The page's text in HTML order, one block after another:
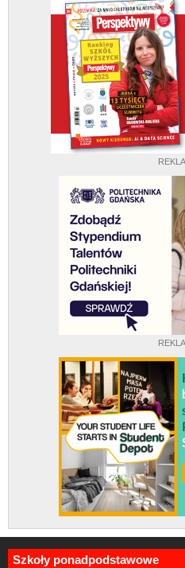
Szkoły ponadpodstawowe